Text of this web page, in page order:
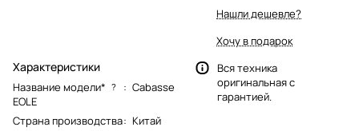
Характеристики
Название модели* ? : Cabasse
EOLE
Страна производства: Китай
Нашли дешевле?
Хочу в подарок
Вся техника
оригинальная с
гарантией.